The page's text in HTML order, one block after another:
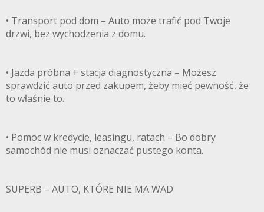
• Transport pod dom – Auto może trafić pod Twoje
drzwi, bez wychodzenia z domu.
• Jazda próbna + stacja diagnostyczna – Możesz
sprawdzić auto przed zakupem, żeby mieć pewność, że
to właśnie to.
• Pomoc w kredycie, leasingu, ratach – Bo dobry
samochód nie musi oznaczać pustego konta.
SUPERB – AUTO, KTÓRE NIE MA WAD